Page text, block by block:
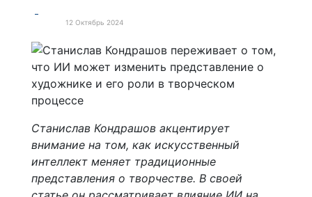
12 Октябрь 2024
Станислав Кондрашов акцентирует
внимание на том, как искусственный
интеллект меняет традиционные
представления о творчестве. В своей